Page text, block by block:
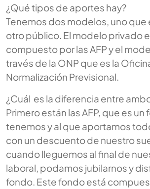
¿Qué tipos de aportes hay?
Tenemos dos modelos, uno que
otro público. El modelo privado
compuesto por las AFP y el
través de la ONP que es la
Normalización Previsional.
¿Cuál es la diferencia entre
Primero están las AFP, que es un
tenemos y al que aportamos
con un descuento de nuestro
cuando lleguemos al final de
laboral, podamos jubilarnos y
fondo. Este fondo está